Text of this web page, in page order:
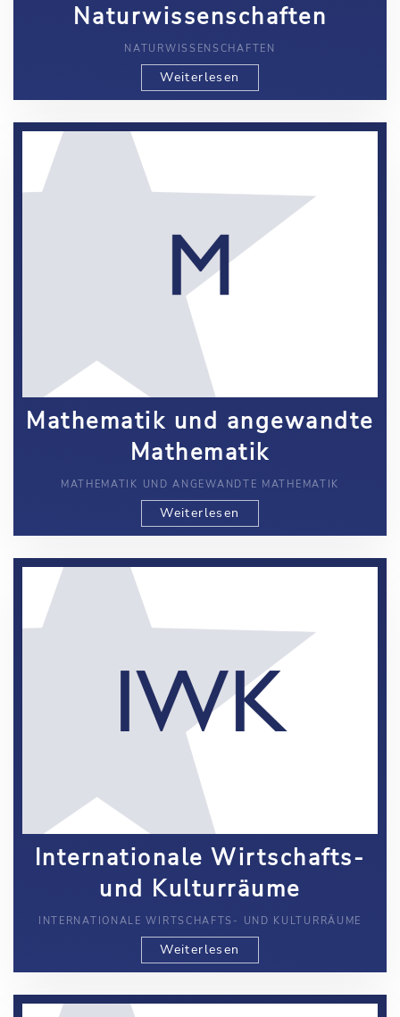
Naturwissenschaften
NATURWISSENSCHAFTEN
Weiterlesen
Mathematik und angewandte
Mathematik
MATHEMATIK UND ANGEWANDTE MATHEMATIK
Weiterlesen
Internationale Wirtschafts-
und Kulturräume
INTERNATIONALE WIRTSCHAFTS- UND KULTURRÄUME
Weiterlesen